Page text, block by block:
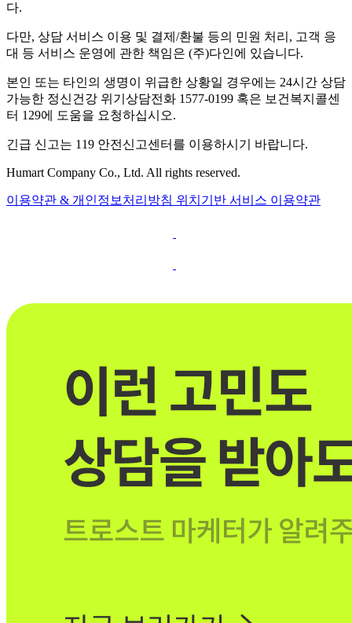
다.
다만, 상담 서비스 이용 및 결제/환불 등의 민원 처리, 고객 응
대 등 서비스 운영에 관한 책임은 (주)다인에 있습니다.
본인 또는 타인의 생명이 위급한 상황일 경우에는 24시간 상담
가능한 정신건강 위기상담전화 1577-0199 혹은 보건복지콜센
터 129에 도움을 요청하십시오.
긴급 신고는 119 안전신고센터를 이용하시기 바랍니다.
Humart Company Co., Ltd. All rights reserved.
이용약관 & 개인정보처리방침 위치기반 서비스 이용약관